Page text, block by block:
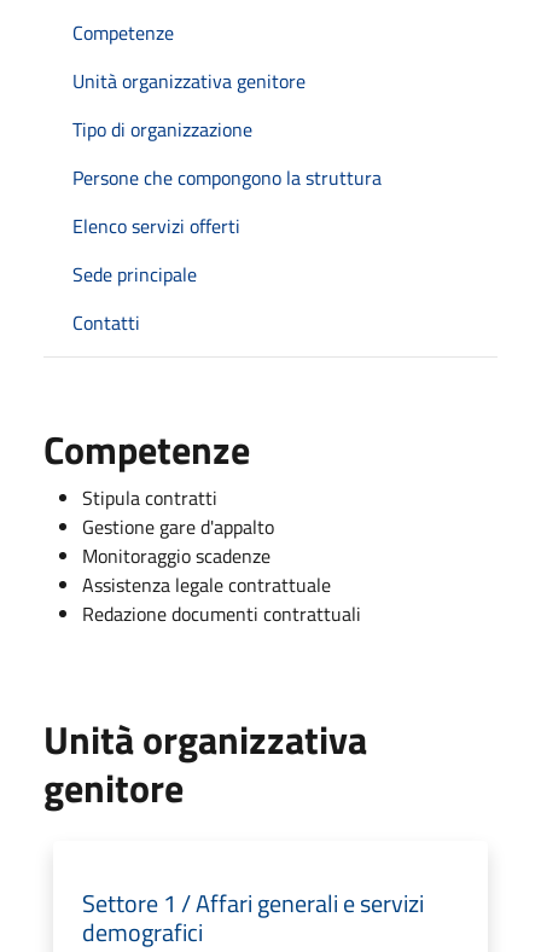
Competenze
Unità organizzativa genitore
Tipo di organizzazione
Persone che compongono la struttura
Elenco servizi offerti
Sede principale
Contatti
Competenze
Stipula contratti
Gestione gare d'appalto
Monitoraggio scadenze
Assistenza legale contrattuale
Redazione documenti contrattuali
Unità organizzativa
genitore
Settore 1 / Affari generali e servizi
demografici